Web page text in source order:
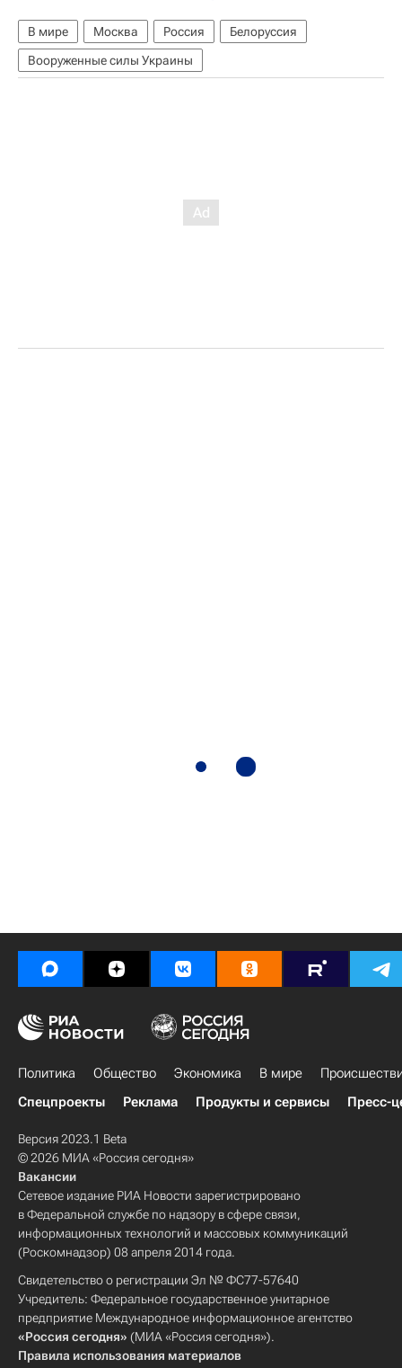
В мире Москва Россия
Белоруссия
Вооруженные силы Украины
Политика Общество Экономика В мире
Спецпроекты
Реклама Продукты и сервисы Пресс-
Версия 2023.1 Beta
© 2026 МИА «Россия сегодня»
Вакансии
Сетевое издание РИА Новости зарегистрировано
в Федеральной службе по надзору в сфере связи,
информационных технологий и массовых коммуникаций
(Роскомнадзор) 08 апреля 2014 года.
Свидетельство о регистрации Эл № ФС77-57640
Учредитель: Федеральное государственное унитарное
предприятие Международное информационное агентство
«Россия сегодня» (МИА «Россия сегодня»).
Правила использования материалов